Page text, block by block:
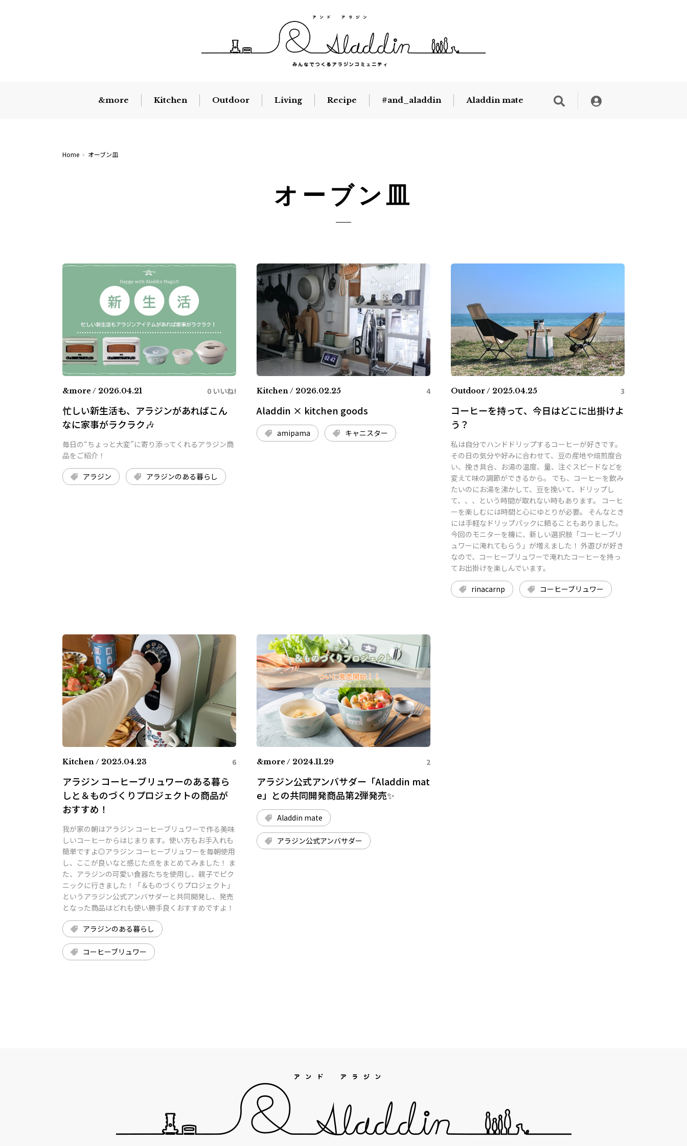
&more Kitchen Outdoor Living Recipe #and_aladdin Aladdin mate
Home オーブン皿
オーブン皿
&more / 2026.04.21 0 いいね!
忙しい新生活も、アラジンがあればこん
なに家事がラクラク🎶
毎日の“ちょっと大変”に寄り添ってくれるアラジン商
品をご紹介！
アラジン アラジンのある暮らし
Kitchen / 2026.02.25 4
Aladdin × kitchen goods
amipama キャニスター
Outdoor / 2025.04.25 3
コーヒーを持って、今日はどこに出掛けよ
う？
私は自分でハンドドリップするコーヒーが好きです。
その日の気分や好みに合わせて、豆の産地や焙煎度合
い、挽き具合、お湯の温度、量、注ぐスピードなどを
変えて味の調節ができるから。 でも、コーヒーを飲み
たいのにお湯を沸かして、豆を挽いて、ドリップし
て、、、という時間が取れない時もあります。 コーヒ
ーを楽しむには時間と心にゆとりが必要。 そんなとき
には手軽なドリップパックに頼ることもありました。
今回のモニターを機に、新しい選択肢「コーヒーブリ
ュワーに淹れてもらう」が増えました！ 外遊びが好き
なので、コーヒーブリュワーで淹れたコーヒーを持っ
てお出掛けを楽しんでいます。
rinacarnp コーヒーブリュワー
Kitchen / 2025.04.23 6
アラジン コーヒーブリュワーのある暮ら
しと＆ものづくりプロジェクトの商品が
おすすめ！
我が家の朝はアラジン コーヒーブリュワーで作る美味
しいコーヒーからはじまります。使い方もお手入れも
簡単ですよ◎アラジン コーヒーブリュワーを毎朝使用
し、ここが良いなと感じた点をまとめてみました！ ま
た、アラジンの可愛い食器たちを使用し、親子でピク
ニックに行きました！「＆ものづくりプロジェクト」
というアラジン公式アンバサダーと共同開発し、発売
となった商品はどれも使い勝手良くおすすめですよ！
アラジンのある暮らし
コーヒーブリュワー
&more / 2024.11.29 2
アラジン公式アンバサダー「Aladdin mat
e」との共同開発商品第2弾発売✨️
Aladdin mate
アラジン公式アンバサダー